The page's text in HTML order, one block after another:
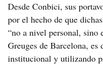
Desde Conbici, sus
por el hecho de que
“no a nivel personal, sino
Greuges de Barcelona, es
institucional y utilizando